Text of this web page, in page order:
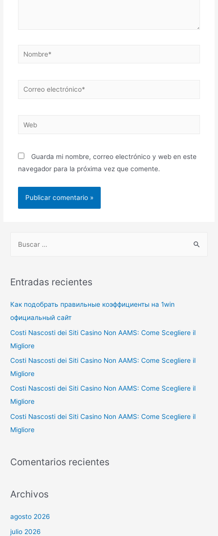
Nombre*
Correo
Web
Guarda mi nombre, correo electrónico y web en este
navegador para la próxima vez que comente.
c
r
p
o
r
:
Entradas recientes
Как подобрать правильные коэффициенты на 1win
официальный сайт
Costi Nascosti dei Siti Casino Non AAMS: Come Scegliere il
Migliore
Costi Nascosti dei Siti Casino Non AAMS: Come Scegliere il
Migliore
Costi Nascosti dei Siti Casino Non AAMS: Come Scegliere il
Migliore
Costi Nascosti dei Siti Casino Non AAMS: Come Scegliere il
Migliore
Comentarios recientes
Archivos
agosto 2026
julio 2026